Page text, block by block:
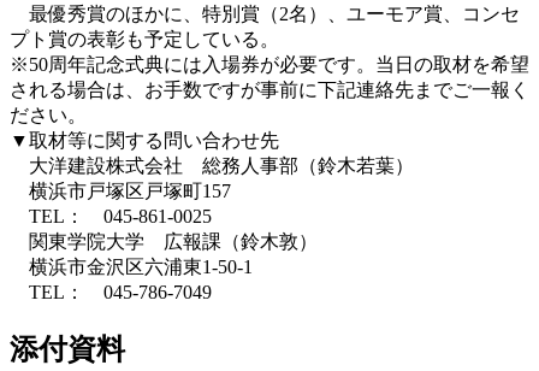
最優秀賞のほかに、特別賞（2名）、ユーモア賞、コンセ
プト賞の表彰も予定している。
※50周年記念式典には入場券が必要です。当日の取材を希望
される場合は、お手数ですが事前に下記連絡先までご一報く
ださい。
▼取材等に関する問い合わせ先
大洋建設株式会社 総務人事部（鈴木若葉）
横浜市戸塚区戸塚町157
TEL： 045-861-0025
関東学院大学 広報課（鈴木敦）
横浜市金沢区六浦東1-50-1
TEL： 045-786-7049
添付資料